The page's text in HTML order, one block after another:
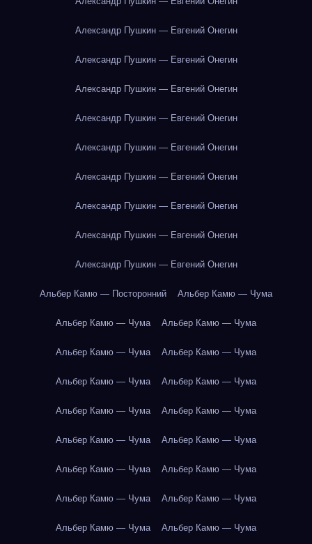
Александр Пушкин — Евгений Онегин
Александр Пушкин — Евгений Онегин
Александр Пушкин — Евгений Онегин
Александр Пушкин — Евгений Онегин
Александр Пушкин — Евгений Онегин
Александр Пушкин — Евгений Онегин
Александр Пушкин — Евгений Онегин
Александр Пушкин — Евгений Онегин
Александр Пушкин — Евгений Онегин
Альбер Камю — Посторонний Альбер Камю — Чума
Альбер Камю — Чума Альбер Камю — Чума
Альбер Камю — Чума Альбер Камю — Чума
Альбер Камю — Чума Альбер Камю — Чума
Альбер Камю — Чума Альбер Камю — Чума
Альбер Камю — Чума Альбер Камю — Чума
Альбер Камю — Чума Альбер Камю — Чума
Альбер Камю — Чума Альбер Камю — Чума
Альбер Камю — Чума Альбер Камю — Чума